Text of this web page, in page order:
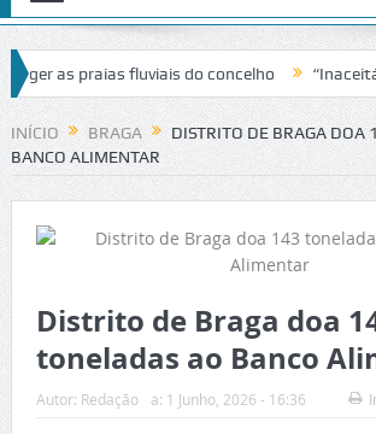
as praias fluviais do concelho “Inaceitável”.
de trânsito no IC2 em Alcobaça Igreja
INÍCIO BRAGA
DISTRITO DE BRAGA DOA
BANCO ALIMENTAR
Distrito de Braga doa
toneladas ao Banco
Autor: Redação a: 1 Junho, 2026 - 16:36